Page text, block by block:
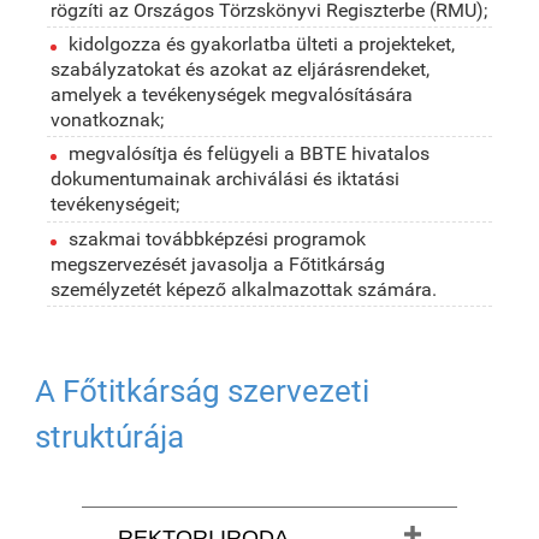
rögzíti az Országos Törzskönyvi Regiszterbe (RMU);
kidolgozza és gyakorlatba ülteti a projekteket,
szabályzatokat és azokat az eljárásrendeket,
amelyek a tevékenységek megvalósítására
vonatkoznak;
megvalósítja és felügyeli a BBTE hivatalos
dokumentumainak archiválási és iktatási
tevékenységeit;
szakmai továbbképzési programok
megszervezését javasolja a Főtitkárság
személyzetét képező alkalmazottak számára.
A Főtitkárság szervezeti
struktúrája